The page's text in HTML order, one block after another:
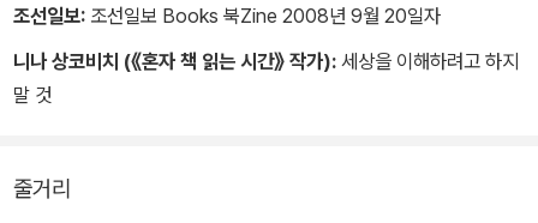
조선일보: 조선일보 Books 북Zine 2008년 9월 20일자
니나 상코비치 (《혼자 책 읽는 시간》 작가): 세상을 이해하려고 하지
말 것
줄거리